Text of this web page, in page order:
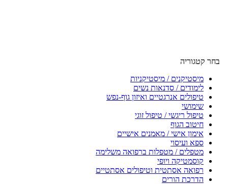
בחר קטגוריה
מיסטיקנים / מיסטיקניות
לימודים / סדנאות נשים
טיפולים אנרגטיים ואיזון גוף-נפש
שימושי
טיפול ריגשי / טיפול זוגי
חיטוב הגוף
אימון אישי / מאמנים אישיים
ספא ועיסוי
מטפלים / מטפלות ברפואה משלימה
קוסמטיקה ויופי
רפואה אסתטית וטיפולים אסתטיים
הדרכת הורים